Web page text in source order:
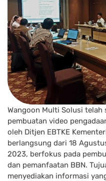
Wangoon Multi Solusi telah
pembuatan video
oleh Ditjen EBTKE
berlangsung dari 18
2023, berfokus pada
dan pemanfaatan BBN.
menyediakan informasi